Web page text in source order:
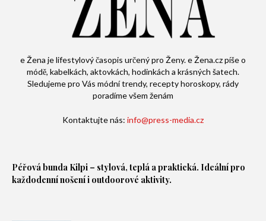
e Žena je lifestylový časopis určený pro Ženy. e Žena.cz píše o
módě, kabelkách, aktovkách, hodinkách a krásných šatech.
Sledujeme pro Vás módní trendy, recepty horoskopy, rády
poradíme všem ženám
Kontaktujte nás: info@press-media.cz
Péřová bunda Kilpi – stylová, teplá a praktická. Ideální pro
každodenní nošení i outdoorové aktivity.